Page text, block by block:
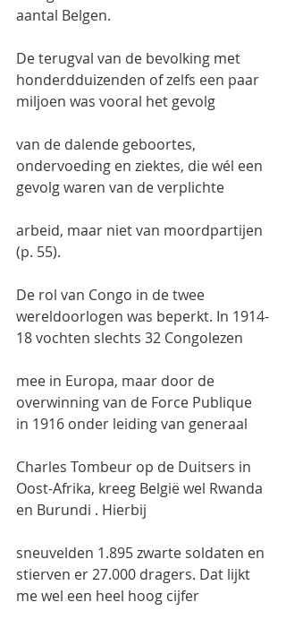
aantal Belgen.
De terugval van de bevolking met
honderdduizenden of zelfs een paar
miljoen was vooral het gevolg
van de dalende geboortes,
ondervoeding en ziektes, die wél een
gevolg waren van de verplichte
arbeid, maar niet van moordpartijen
(p. 55).
De rol van Congo in de twee
wereldoorlogen was beperkt. In 1914-
18 vochten slechts 32 Congolezen
mee in Europa, maar door de
overwinning van de Force Publique
in 1916 onder leiding van generaal
Charles Tombeur op de Duitsers in
Oost-Afrika, kreeg België wel Rwanda
en Burundi . Hierbij
sneuvelden 1.895 zwarte soldaten en
stierven er 27.000 dragers. Dat lijkt
me wel een heel hoog cijfer